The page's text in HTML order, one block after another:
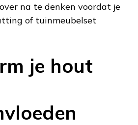
na te denken voordat je
of tuinmeubelset
je hout